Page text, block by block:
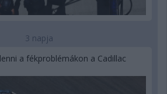
3 napja
a fékproblémákon a Cadillac